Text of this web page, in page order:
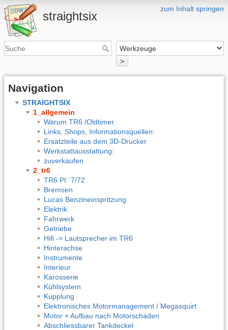
zum Inhalt springen
straightsix
>
Navigation
STRAIGHTSIX
1_allgemein
Warum TR6 /Oldtimer
Links, Shops, Informationsquellen:
Ersatzteile aus dem 3D-Drucker
Werkstattausstattung:
zuverkaufen
2_tr6
TR6 PI ´7/72
Bremsen
Lucas Benzineinspritzung
Elektrik
Fahrwerk
Getriebe
Hifi -> Lautsprecher im TR6
Hinterachse
Instrumente
Interieur
Karosserie
Kühlsystem
Kupplung
Elektronisches Motormanagement / Megasquirt
Motor + Aufbau nach Motorschaden
Abschliessbarer Tankdeckel